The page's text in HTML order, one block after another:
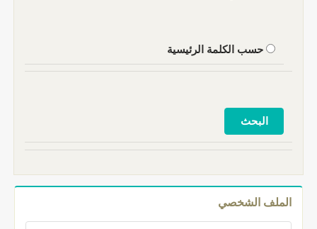
حسب الكلمة الرئيسية
الملف الشخصي